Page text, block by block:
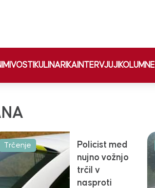
KULINARIKA INTERVJUJI KOLUMNE
Trčenje
Policist med
nujno vožnjo
trčil v
nasproti